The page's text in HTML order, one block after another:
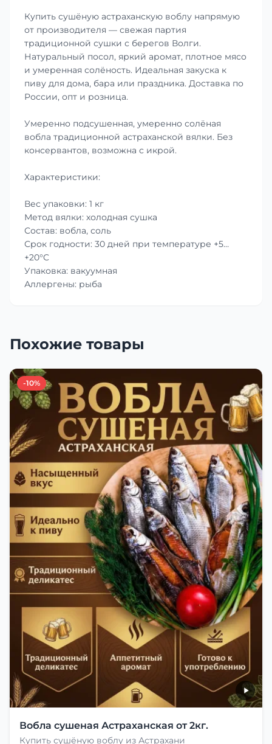
Купить сушёную астраханскую воблу напрямую
от производителя — свежая партия
традиционной сушки с берегов Волги.
Натуральный посол, яркий аромат, плотное мясо
и умеренная солёность. Идеальная закуска к
пиву для дома, бара или праздника. Доставка по
России, опт и розница.
Умеренно подсушенная, умеренно солёная
вобла традиционной астраханской вялки. Без
консервантов, возможна с икрой.
Характеристики:
Вес упаковки: 1 кг
Метод вялки: холодная сушка
Состав: вобла, соль
Срок годности: 30 дней при температуре +5…
+20°C
Упаковка: вакуумная
Аллергены: рыба
Похожие товары
-10%
Вобла сушеная Астраханская от 2кг.
Купить сушёную воблу из Астрахани